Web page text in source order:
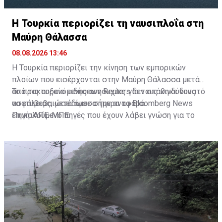
Η Τουρκία περιορίζει τη ναυσιπλοΐα στη
Μαύρη Θάλασσα
08.08.2026 13:46
Η Τουρκία περιορίζει την κίνηση των εμπορικών
πλοίων που εισέρχονται στην Μαύρη Θάλασσα μετά
από τις αυξανόμενες ανησυχίες για τους κινδύνους
ασφάλειας, μετέδωσε σήμερα το Bloomberg News
επικαλούμενο πηγές που έχουν λάβει γνώση για το
Το πρακτορείο ειδήσεων Reuters δεν στάθηκε δυνατό
να επιβεβαιώσει άμεσα την αναφορά.
Πηγή: ΑΠΕ-ΜΠΕ